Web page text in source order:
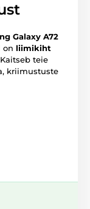
Galaxy A72
on liimikiht
teie
kriimustuste